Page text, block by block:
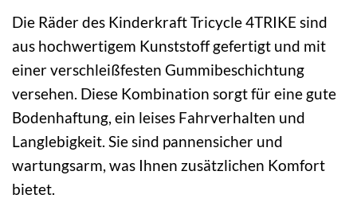
Die Räder des Kinderkraft Tricycle 4TRIKE sind
aus hochwertigem Kunststoff gefertigt und mit
einer verschleißfesten Gummibeschichtung
versehen. Diese Kombination sorgt für eine gute
Bodenhaftung, ein leises Fahrverhalten und
Langlebigkeit. Sie sind pannensicher und
wartungsarm, was Ihnen zusätzlichen Komfort
bietet.